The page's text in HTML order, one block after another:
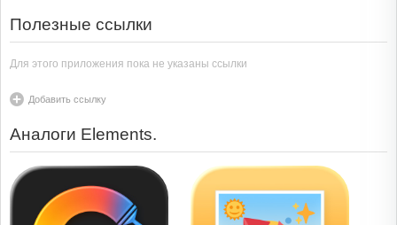
Полезные ссылки
Для этого приложения пока не указаны ссылки
Добавить ссылку
Аналоги Elements.